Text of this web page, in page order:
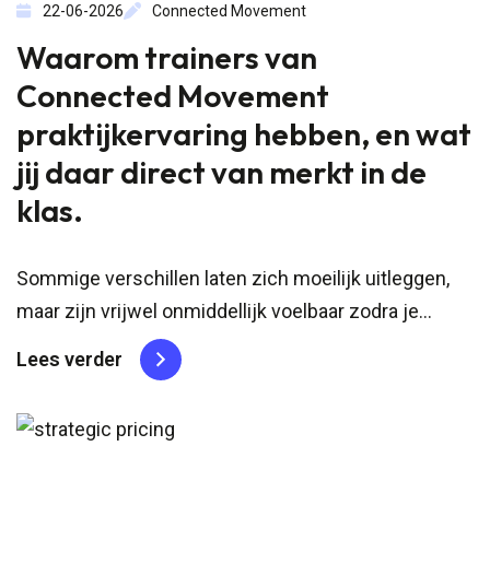
22-06-2026 Connected Movement
Waarom trainers van
Connected Movement
praktijkervaring hebben, en wat
jij daar direct van merkt in de
klas.
Sommige verschillen laten zich moeilijk uitleggen,
maar zijn vrijwel onmiddellijk voelbaar zodra je
ergens binnenstapt. Waarom praktijkervaring van
trainers het verschil maakt Het verschil tussen
iemand die een verhaal vertelt en iemand die iets
heeft meegemaakt. Je weet niet precies...
Lees verder